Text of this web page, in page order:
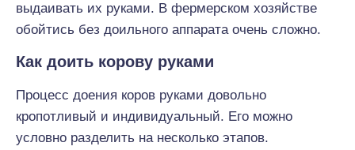
выдаивать их руками. В фермерском хозяйстве
обойтись без доильного аппарата очень сложно.
Как доить корову руками
Процесс доения коров руками довольно
кропотливый и индивидуальный. Его можно
условно разделить на несколько этапов.